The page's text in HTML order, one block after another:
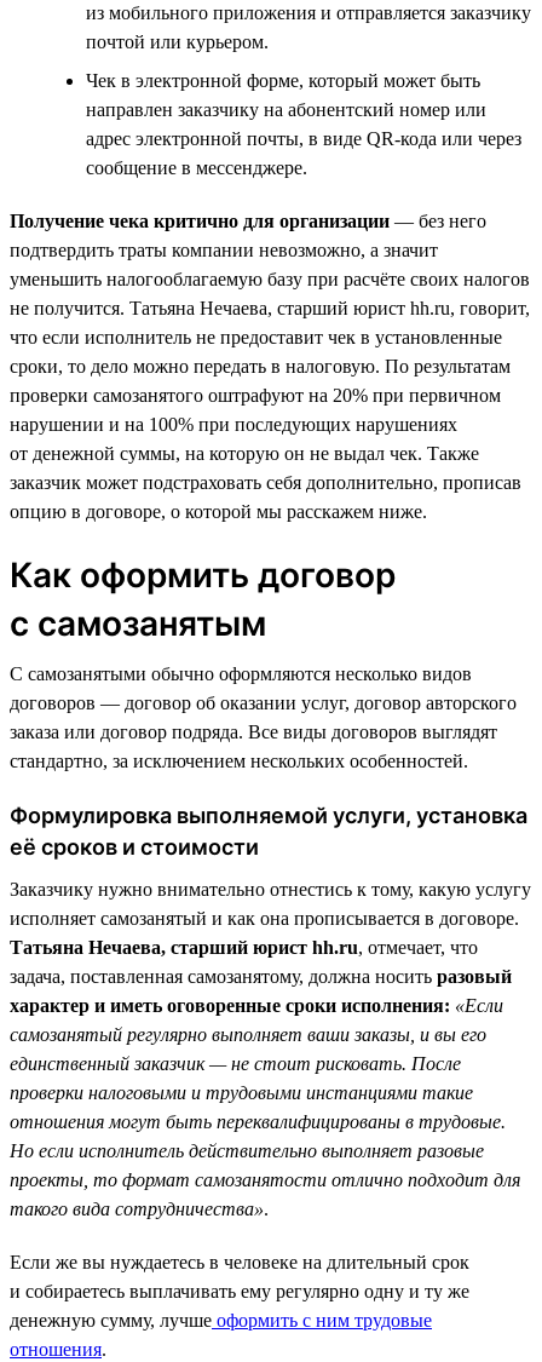
из мобильного приложения и отправляется заказчику
почтой или курьером.
Чек в электронной форме, который может быть
направлен заказчику на абонентский номер или
адрес электронной почты, в виде QR-кода или через
сообщение в мессенджере.
Получение чека критично для организации — без него
подтвердить траты компании невозможно, а значит
уменьшить налогооблагаемую базу при расчёте своих налогов
не получится. Татьяна Нечаева, старший юрист hh.ru, говорит,
что если исполнитель не предоставит чек в установленные
сроки, то дело можно передать в налоговую. По результатам
проверки самозанятого оштрафуют на 20% при первичном
нарушении и на 100% при последующих нарушениях
от денежной суммы, на которую он не выдал чек. Также
заказчик может подстраховать себя дополнительно, прописав
опцию в договоре, о которой мы расскажем ниже.
Как оформить договор
с самозанятым
С самозанятыми обычно оформляются несколько видов
договоров — договор об оказании услуг, договор авторского
заказа или договор подряда. Все виды договоров выглядят
стандартно, за исключением нескольких особенностей.
Формулировка выполняемой услуги, установка
её сроков и стоимости
Заказчику нужно внимательно отнестись к тому, какую услугу
исполняет самозанятый и как она прописывается в договоре.
Татьяна Нечаева, старший юрист hh.ru, отмечает, что
задача, поставленная самозанятому, должна носить разовый
характер и иметь оговоренные сроки исполнения: «Если
самозанятый регулярно выполняет ваши заказы, и вы его
единственный заказчик — не стоит рисковать. После
проверки налоговыми и трудовыми инстанциями такие
отношения могут быть переквалифицированы в трудовые.
Но если исполнитель действительно выполняет разовые
проекты, то формат самозанятости отлично подходит для
такого вида сотрудничества».
Если же вы нуждаетесь в человеке на длительный срок
и собираетесь выплачивать ему регулярно одну и ту же
денежную сумму, лучше оформить с ним трудовые
отношения.